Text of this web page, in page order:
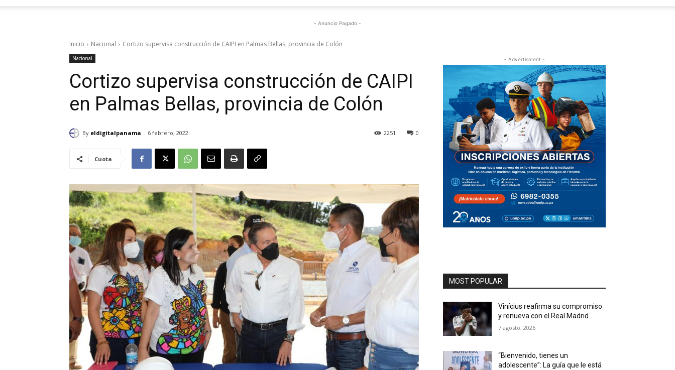
Digital
- Anuncio Pagado -
Inicio Nacional Cortizo supervisa construcción de CAIPI en Palmas Bellas, provincia de Colón
Nacional
Cortizo supervisa construcción de CAIPI
en Palmas Bellas, provincia de Colón
By eldigitalpanama 6 febrero, 2022 0
2251
Cuota
- Advertisment -
MOST POPULAR
Vinícius reafirma su compromiso
y renueva con el Real Madrid
7 agosto, 2026
“Bienvenido, tienes un
adolescente”: La guía que le está